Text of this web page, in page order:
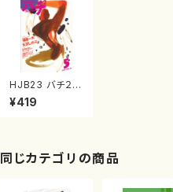
HJB23 バチ２
Vol.11 2006年5
月号（雑誌）
¥419
同じカテゴリの商品